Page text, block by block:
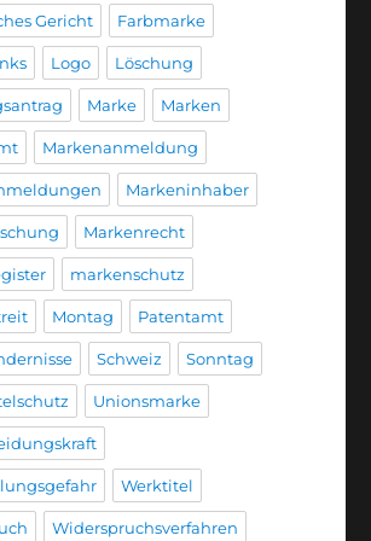
Gericht Farbmarke
Logo Löschung
Marke Marken
Markenanmeldung
Markeninhaber
Markenrecht
markenschutz
Montag Patentamt
Schweiz Sonntag
Unionsmarke
Werktitel
Widerspruchsverfahren